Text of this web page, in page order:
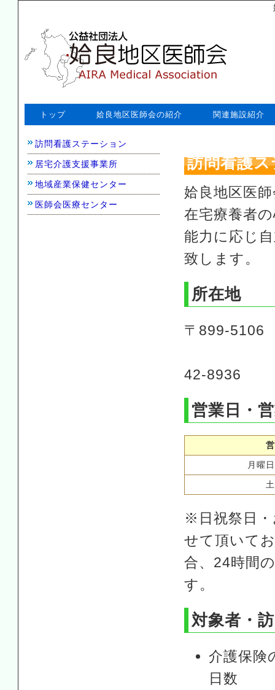
トップ 姶良地区医師会の紹介 関連施設紹介
訪問看護
姶良地区医
在宅療養者
能力に応じ
致します。
所在地
〒899-5106
42-8936
営業日・
月曜
※日祝祭日
せて頂いて
合、24時間
す。
対象者・
介護保険
日数
訪問看護ステーション
居宅介護支援事業所
地域産業保健センター
医師会医療センター